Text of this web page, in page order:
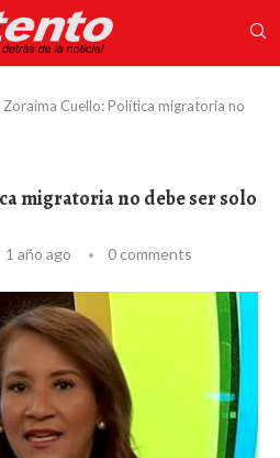
Zoraima Cuello: Política migratoria no
migratoria no debe ser solo
1 año ago 0 comments